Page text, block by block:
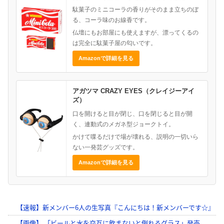
駄菓子のミニコーラの香りがそのまま立ちのぼ
る、コーラ味のお線香です。
仏壇にもお部屋にも使えますが、漂ってくるの
は完全に駄菓子屋の匂いです。
Amazonで詳細を見る
アガツマ CRAZY EYES（クレイジーアイ
ズ）
口を開けると目が閉じ、口を閉じると目が開
く、連動式のメガネ型ジョークトイ。
かけて喋るだけで場が壊れる、説明の一切いら
ない一発芸グッズです。
Amazonで詳細を見る